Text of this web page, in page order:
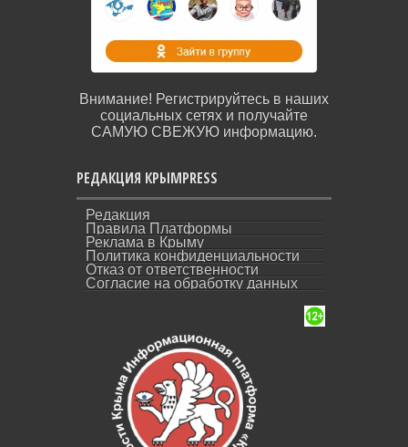
Внимание! Регистрируйтесь в наших
социальных сетях и получайте
САМУЮ СВЕЖУЮ информацию.
РЕДАКЦИЯ КРЫМPRESS
Редакция
Правила Платформы
Реклама в Крыму
Политика конфиденциальности
Отказ от ответственности
Согласие на обработку данных